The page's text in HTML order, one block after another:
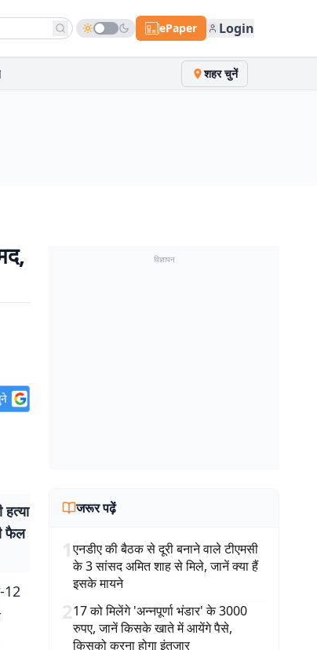
ePaper Login
शहर चुनें
फैल
12
विज्ञापन
जरूर पढ़ें
1एनडीए की बैठक से दूरी बनाने वाले टीएमसी
के 3 सांसद अमित शाह से मिले, जानें क्या हैं
इसके मायने
217 को मिलेंगे 'अन्नपूर्णा भंडार' के 3000
रुपए, जानें किसके खाते में आयेंगे पैसे,
किसको करना होगा इंतजार